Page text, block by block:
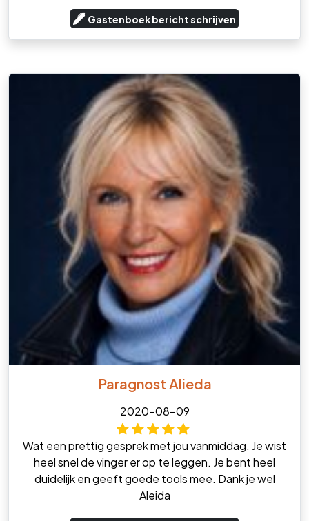
Gastenboek bericht schrijven
Paragnost Alieda
2020-08-09
Wat een prettig gesprek met jou vanmiddag. Je wist
heel snel de vinger er op te leggen. Je bent heel
duidelijk en geeft goede tools mee. Dank je wel
Aleida